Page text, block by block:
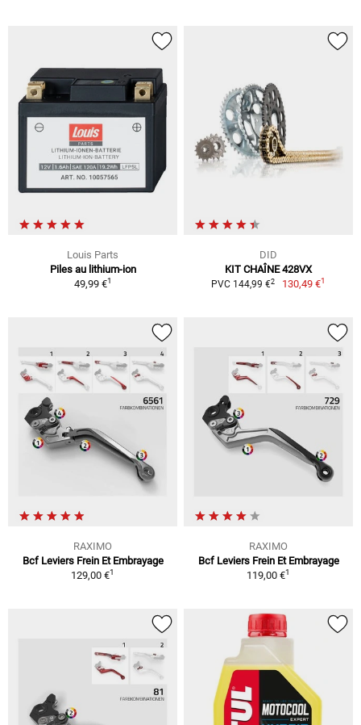
Louis Parts
Piles au lithium-ion
49,99 €1
DID
KIT CHAÎNE 428VX
PVC 144,99 €2 130,49 €1
RAXIMO
Bcf Leviers Frein Et Embrayage
129,00 €1
RAXIMO
Bcf Leviers Frein Et Embrayage
119,00 €1